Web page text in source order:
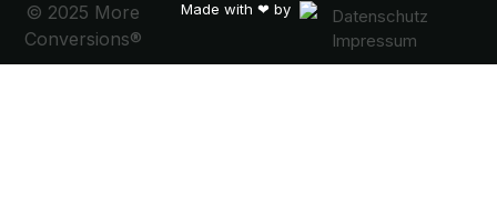
Datenschutz
Impressum
Made with ❤ by
© 2025 More
Conversions®